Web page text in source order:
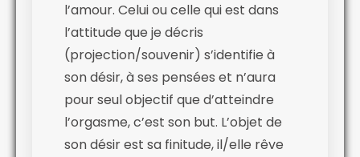
l’amour. Celui ou celle qui est dans
l’attitude que je décris
(projection/souvenir) s’identifie à
son désir, à ses pensées et n’aura
pour seul objectif que d’atteindre
l’orgasme, c’est son but. L’objet de
son désir est sa finitude, il/elle rêve